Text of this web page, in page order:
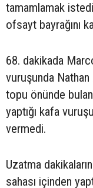
tamamlamak
ofsayt bayrağını
68. dakikada
vuruşunda Nathan
topu önünde bulan
yaptığı kafa
vermedi.
Uzatma
sahası içinden